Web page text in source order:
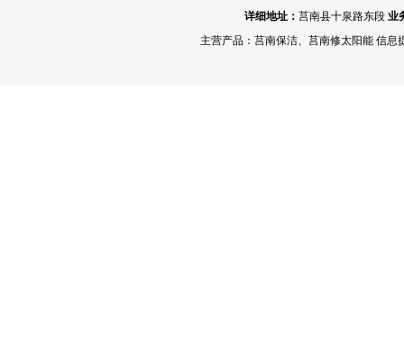
详细地址： 莒南县十泉路东段 业
主营产品： 莒南保洁、 莒南修太阳能信息